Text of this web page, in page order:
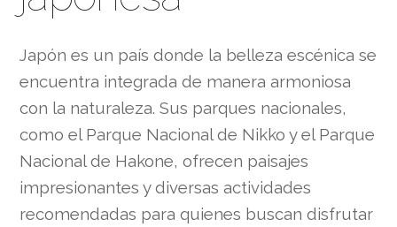
Japón es un país donde la belleza escénica se
encuentra integrada de manera armoniosa
con la naturaleza. Sus parques nacionales,
como el Parque Nacional de Nikko y el Parque
Nacional de Hakone, ofrecen paisajes
impresionantes y diversas actividades
recomendadas para quienes buscan disfrutar